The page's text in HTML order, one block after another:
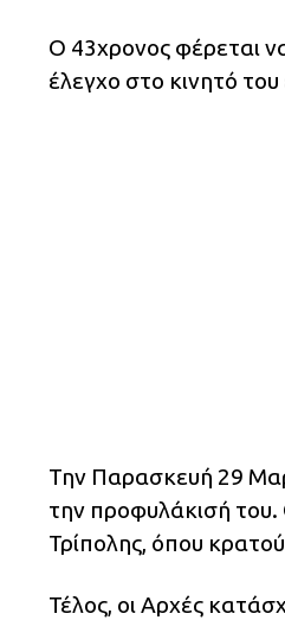
Ο 43χρονος φέρεται
έλεγχο στο κινητό
Την Παρασκευή 29
την προφυλάκισή
Τρίπολης, όπου
Τέλος, οι Αρχές